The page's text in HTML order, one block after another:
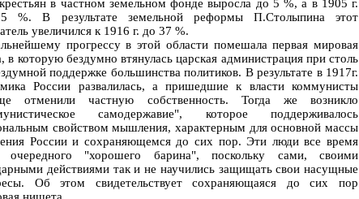
в частном земельном фонде выросла до 5 %, а в 1905 г.
%. В результате земельной реформы П.Столыпина этот
увеличился к 1916 г. до 37 %.
прогрессу в этой области помешала первая мировая
в которую бездумно втянулась царская администрация при столь
поддержке большинства политиков. В результате в 1917г.
России развалилась, а пришедшие к власти коммунисты
отменили частную собственность. Тогда же возникло
самодержавие", которое поддерживалось
свойством мышления, характерным для основной массы
России и сохраняющемся до сих пор. Эти люди все время
очередного "хорошего барина", поскольку сами, своими
действиями так и не научились защищать свои насущные
Об этом свидетельствует сохраняющаяся до сих пор